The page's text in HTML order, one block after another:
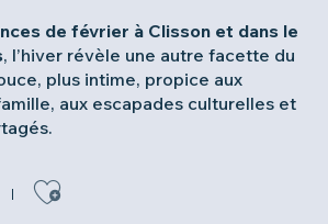
de février à Clisson et dans le
, l’hiver révèle une autre facette du
plus intime, propice aux
aux escapades culturelles et
Ajouter aux